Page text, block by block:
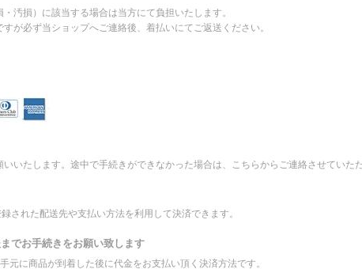
汚損）に該当する場合は当方にて負担いたします。
が必ず当ショップへご連絡後、着払いにてご返送ください。
いいたします。途中で手続きができなかった場合は、こちらからご連絡させていただ
された配送先や支払い方法を利用して決済できます。
でお手続きをお願い致します
元に商品が到着した後に代金をお支払い頂く決済方法です。